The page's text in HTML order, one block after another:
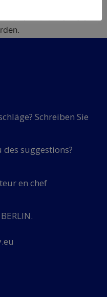
2022-2027 sollen mit
Euro mehr als
Schreiben Sie
suggestions?
en chef